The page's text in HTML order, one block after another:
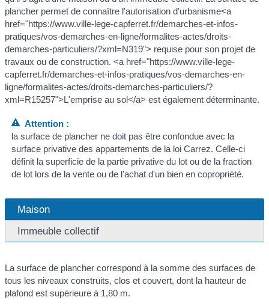
plancher permet de connaître l'autorisation d'urbanisme<a
href="https://www.ville-lege-capferret.fr/demarches-et-infos-
pratiques/vos-demarches-en-ligne/formalites-actes/droits-
demarches-particuliers/?xml=N319"> requise pour son projet de
travaux ou de construction. <a href="https://www.ville-lege-
capferret.fr/demarches-et-infos-pratiques/vos-demarches-en-
ligne/formalites-actes/droits-demarches-particuliers/?
xml=R15257">L'emprise au sol</a> est également déterminante.
Attention :
la surface de plancher ne doit pas être confondue avec la
surface privative des appartements de la loi Carrez. Celle-ci
définit la superficie de la partie privative du lot ou de la fraction
de lot lors de la vente ou de l'achat d'un bien en copropriété.
Maison
Immeuble collectif
La surface de plancher correspond à la somme des surfaces de
tous les niveaux construits, clos et couvert, dont la hauteur de
plafond est supérieure à 1,80 m.